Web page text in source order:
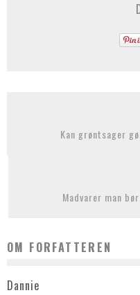
Kan grøntsager
Madvarer man
OM FORFATTEREN
Dannie